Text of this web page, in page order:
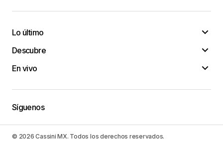
Lo último
Descubre
En vivo
Síguenos
© 2026 Cassini MX. Todos los derechos reservados.